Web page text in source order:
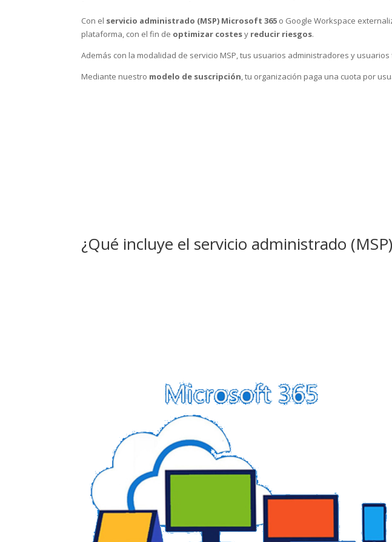
Con el servicio administrado (MSP) Microsoft 365 o Google Workspace
plataforma, con el fin de optimizar costesy reducir riesgos.
Además con la modalidad de servicio MSP, tus usuarios administradores y
Mediante nuestro modelo de suscripción , tu organización paga una cuota por
¿Qué incluye el servicio administrado